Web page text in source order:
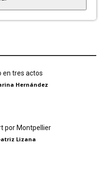
en tres actos
Hernández
por Montpellier
Lizana